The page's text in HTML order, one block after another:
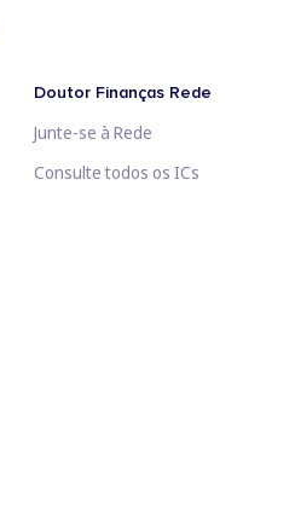
Doutor Finanças Rede
Junte-se à Rede
Consulte todos os ICs